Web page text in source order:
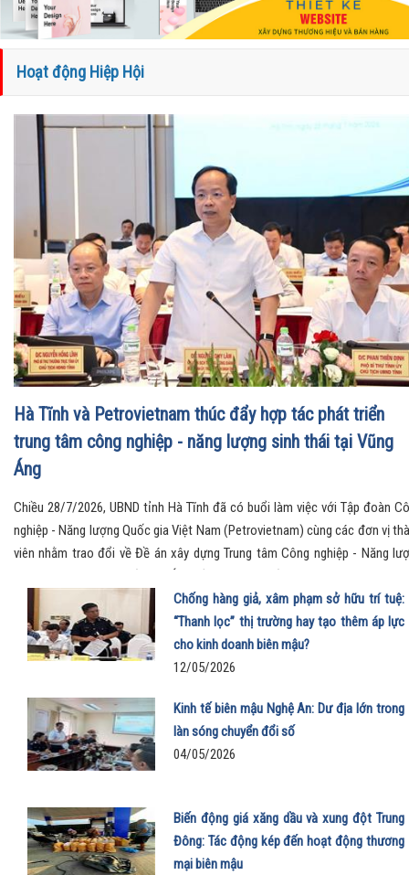
Hoạt động Hiệp Hội
Hà Tĩnh và Petrovietnam thúc đẩy hợp tác phát triển
trung tâm công nghiệp - năng lượng sinh thái tại Vũng
Áng
Chiều 28/7/2026, UBND tỉnh Hà Tĩnh đã có buổi làm việc với Tập đoàn
nghiệp - Năng lượng Quốc gia Việt Nam (Petrovietnam) cùng các đơn vị
viên nhằm trao đổi về Đề án xây dựng Trung tâm Công nghiệp - Năng
trọng, mở ra định hướng phát triển mới cho khu vực Bắc Trung Bộ.
Chống hàng giả, xâm phạm sở hữu trí tuệ:
“Thanh lọc” thị trường hay tạo thêm áp lực
cho kinh doanh biên mậu?
12/05/2026
Kinh tế biên mậu Nghệ An: Dư địa lớn trong
làn sóng chuyển đổi số
04/05/2026
Biến động giá xăng dầu và xung đột Trung
Đông: Tác động kép đến hoạt động thương
mại biên mậu